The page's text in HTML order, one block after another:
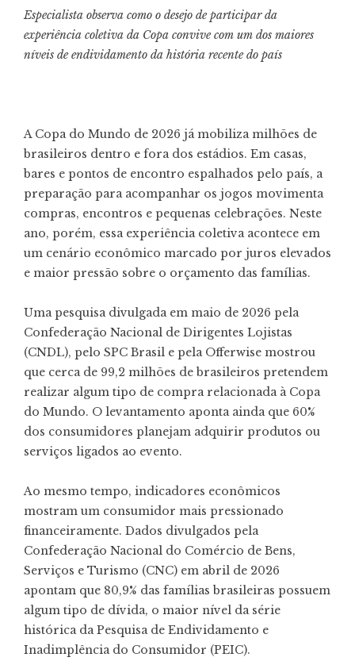
Especialista observa como o desejo de participar da
experiência coletiva da Copa convive com um dos maiores
níveis de endividamento da história recente do país
A Copa do Mundo de 2026 já mobiliza milhões de
brasileiros dentro e fora dos estádios. Em casas,
bares e pontos de encontro espalhados pelo país, a
preparação para acompanhar os jogos movimenta
compras, encontros e pequenas celebrações. Neste
ano, porém, essa experiência coletiva acontece em
um cenário econômico marcado por juros elevados
e maior pressão sobre o orçamento das famílias.
Uma pesquisa divulgada em maio de 2026 pela
Confederação Nacional de Dirigentes Lojistas
(CNDL), pelo SPC Brasil e pela Offerwise mostrou
que cerca de 99,2 milhões de brasileiros pretendem
realizar algum tipo de compra relacionada à Copa
do Mundo. O levantamento aponta ainda que 60%
dos consumidores planejam adquirir produtos ou
serviços ligados ao evento.
Ao mesmo tempo, indicadores econômicos
mostram um consumidor mais pressionado
financeiramente. Dados divulgados pela
Confederação Nacional do Comércio de Bens,
Serviços e Turismo (CNC) em abril de 2026
apontam que 80,9% das famílias brasileiras possuem
algum tipo de dívida, o maior nível da série
histórica da Pesquisa de Endividamento e
Inadimplência do Consumidor (PEIC).